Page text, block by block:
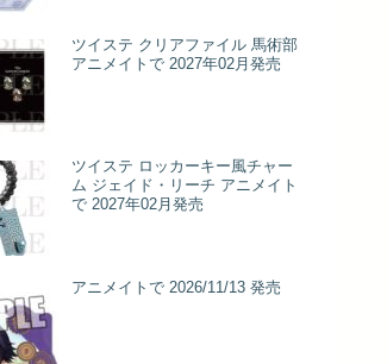
ツイステ クリアファイル 馬術部
アニメイトで 2027年02月発売
ツイステ ロッカーキー風チャー
ム ジェイド・リーチ アニメイト
で 2027年02月発売
アニメイトで 2026/11/13 発売